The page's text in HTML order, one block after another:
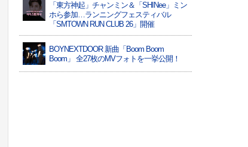
「東方神起」チャンミン＆「SHINee」ミン
ホら参加…ランニングフェスティバル
「SMTOWN RUN CLUB 26」開催
BOYNEXTDOOR 新曲「Boom Boom
Boom」 全27枚のMVフォトを一挙公開！